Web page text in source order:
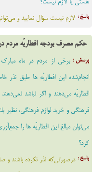
هستی یا لازم نیست؟
پاسخ : لازم نیست سؤال نمایید و
حکم مصرف بودجه افطاریّه مردم
پرسش : برخى از مردم در ماه
انجام‌شده این افطاریّه ها طبق
افطاریّه می‌دهند و اگر نباشد
فرهنگى و خرید لوازم فرهنگى، نظیر
می‌توان مبالغ این افطاریّه ها را
کرد؟
پاسخ : درصورتی‌که نذر نکرده باشند و